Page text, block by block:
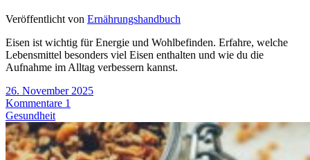
Veröffentlicht von Ernährungshandbuch
Eisen ist wichtig für Energie und Wohlbefinden. Erfahre, welche
Lebensmittel besonders viel Eisen enthalten und wie du die
Aufnahme im Alltag verbessern kannst.
26. November 2025
Kommentare 1
Gesundheit